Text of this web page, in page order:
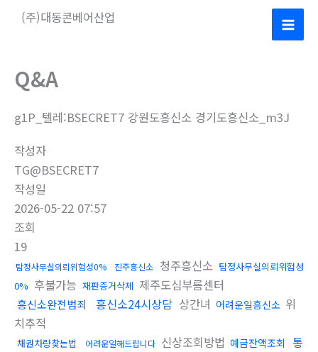
(주)대동콘베어산업
Main
Q&A
g1P_텔레:BSECRET7 강원도흥신소 경기도흥신소_m3J
작성자
TG@BSECRET7
작성일
2026-05-22 07:57
조회
19
탐정사무실의뢰위험성0% 진주흥신소 청주흥신소 탐정사무실의뢰위험성
0% 후불가능 재판증거삭제 제주도심부름센터
흥신소완전범죄 흥신소24시상담 상간녀 어려운일흥신소 위
치추적
채권차량찾는법 어려운일해드립니다 신상조회방법 예금잔액조회
통